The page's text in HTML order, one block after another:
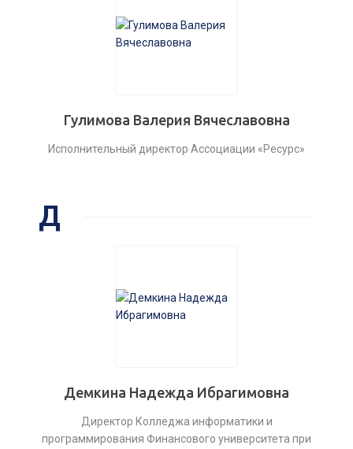
Гулимова Валерия Вячеславовна
Исполнительный директор Ассоциации «Ресурс»
Д
Демкина Надежда Ибрагимовна
Директор Колледжа информатики и
программирования Финансового университета при